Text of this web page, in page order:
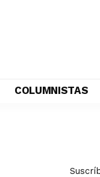
COLUMNISTAS